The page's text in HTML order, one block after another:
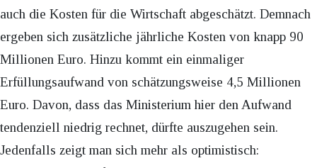
auch die Kosten für die Wirtschaft abgeschätzt. Demnach
ergeben sich zusätzliche jährliche Kosten von knapp 90
Millionen Euro. Hinzu kommt ein einmaliger
Erfüllungsaufwand von schätzungsweise 4,5 Millionen
Euro. Davon, dass das Ministerium hier den Aufwand
tendenziell niedrig rechnet, dürfte auszugehen sein.
Jedenfalls zeigt man sich mehr als optimistisch: